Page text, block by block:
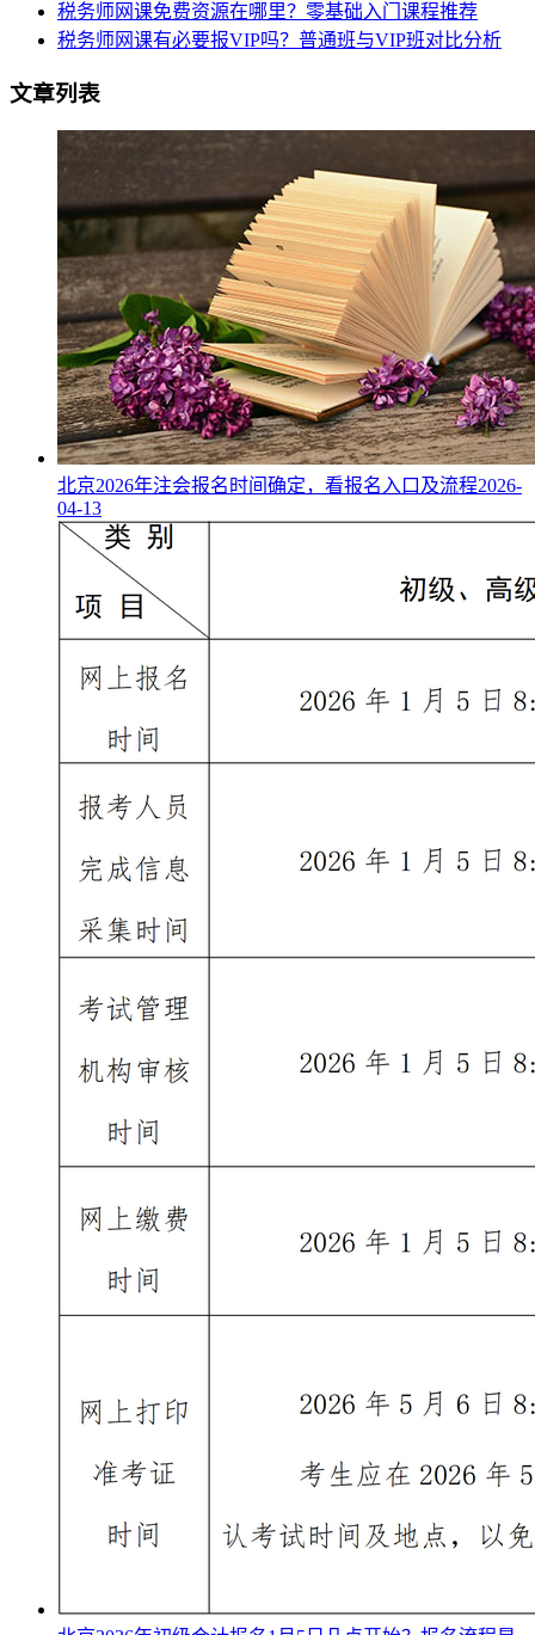
税务师网课免费资源在哪里？零基础入门课程推荐
税务师网课有必要报VIP吗？普通班与VIP班对比分析
文章列表
北京2026年注会报名时间确定，看报名入口及流程2026-
04-13